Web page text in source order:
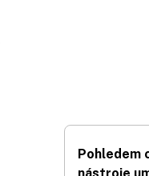
Pohledem
nástroje